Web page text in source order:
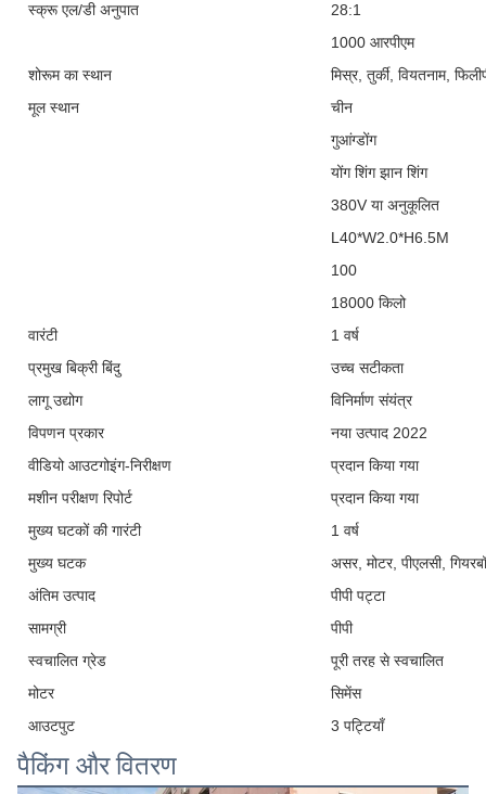
स्क्रू एल/डी अनुपात
28:1
1000 आरपीएम
शोरूम का स्थान
मिस्र, तुर्की, वियतनाम,
मूल स्थान
चीन
गुआंग्डोंग
योंग शिंग झान शिंग
380V या अनुकूलित
L40*W2.0*H6.5M
100
18000 किलो
वारंटी
1 वर्ष
प्रमुख बिक्री बिंदु
उच्च सटीकता
लागू उद्योग
विनिर्माण संयंत्र
विपणन प्रकार
नया उत्पाद 2022
वीडियो आउटगोइंग-निरीक्षण
प्रदान किया गया
मशीन परीक्षण रिपोर्ट
प्रदान किया गया
मुख्य घटकों की गारंटी
1 वर्ष
मुख्य घटक
असर, मोटर, पीएलसी,
अंतिम उत्पाद
पीपी पट्टा
सामग्री
पीपी
स्वचालित ग्रेड
पूरी तरह से स्वचालित
मोटर
सिमेंस
आउटपुट
3 पट्टियाँ
पैकिंग और वितरण